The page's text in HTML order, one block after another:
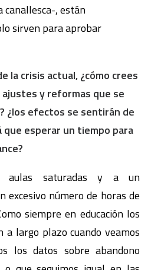
canallesca-, están
sirven para aprobar
la crisis actual, ¿cómo crees
y reformas que se
¿los efectos se sentirán de
que esperar un tiempo para
aulas saturadas y a un
excesivo número de horas de
siempre en educación los
a largo plazo cuando veamos
los datos sobre abandono